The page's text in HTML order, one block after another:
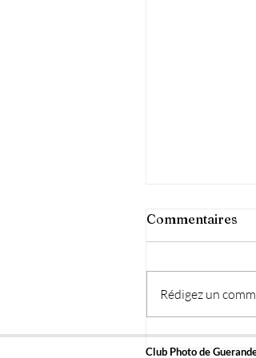
exposition ''
Commentaires
Rédigez un
Club Photo de